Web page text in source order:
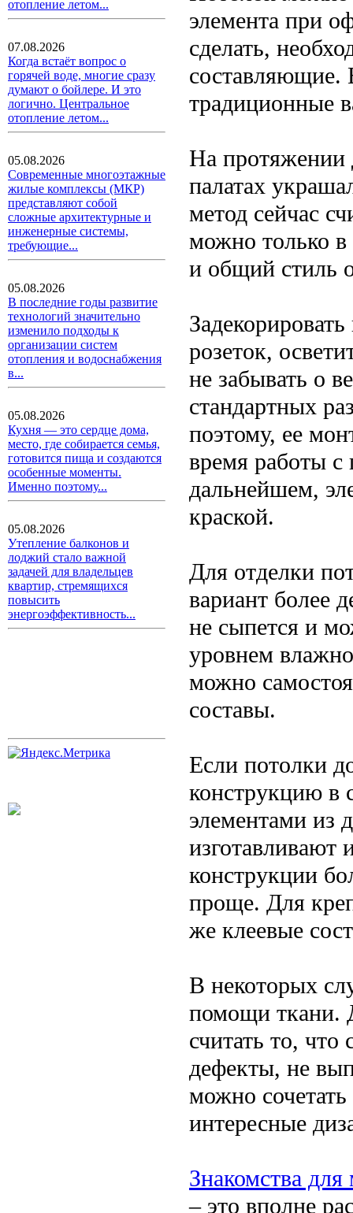
отопление летом...
07.08.2026
Когда встаёт вопрос о
горячей воде, многие сразу
думают о бойлере. И это
логично. Центральное
отопление летом...
05.08.2026
Современные многоэтажные
жилые комплексы (МКР)
представляют собой
сложные архитектурные и
инженерные системы,
требующие...
05.08.2026
В последние годы развитие
технологий значительно
изменило подходы к
организации систем
отопления и водоснабжения
в...
05.08.2026
Кухня — это сердце дома,
место, где собирается семья,
готовится пища и создаются
особенные моменты.
Именно поэтому...
05.08.2026
Утепление балконов и
лоджий стало важной
задачей для владельцев
квартир, стремящихся
повысить
энергоэффективность...
элемента при
сделать,
составляющие.
традиционные
На протяжении
палатах
метод сейчас
можно только в
и общий стиль
розеток,
не забывать о
стандартных
поэтому, ее
время работы с
дальнейшем,
краской.
Для отделки
вариант более
не сыпется и
уровнем
можно
составы.
Если потолки
конструкцию в
элементами из
изготавливают
конструкции
проще. Для
же клеевые
В некоторых
помощи ткани.
считать то,
дефекты, не
можно
интересные
Знакомства
– это вполне